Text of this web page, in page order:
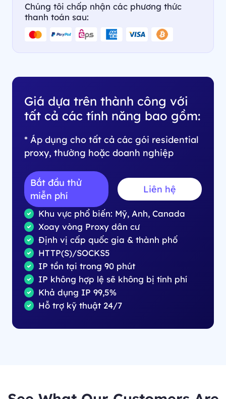
Chúng tôi chấp nhận các phương thức
thanh toán sau:
Giá dựa trên thành công với
tất cả các tính năng bao gồm:
* Áp dụng cho tất cả các gói residential
proxy, thường hoặc doanh nghiệp
Bắt đầu thử
miễn phí
Liên hệ
Khu vực phổ biến: Mỹ, Anh, Canada
Xoay vòng Proxy dân cư
Định vị cấp quốc gia & thành phố
HTTP(S)/SOCKS5
IP tồn tại trong 90 phút
IP không hợp lệ sẽ không bị tính phí
Khả dụng IP 99,5%
Hỗ trợ kỹ thuật 24/7